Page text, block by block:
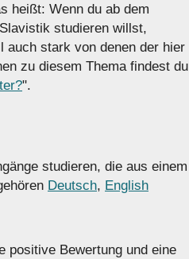
heißt: Wenn du ab dem
studieren willst,
auch stark von denen der hier
zu diesem Thema findest du
".
studieren, die aus einem
Deutsch, English
positive Bewertung und eine